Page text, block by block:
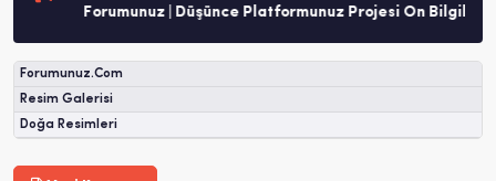
Forumunuz | Düşünce Platformunuz Projesi Ön
Forumunuz.Com
Resim Galerisi
Doğa Resimleri